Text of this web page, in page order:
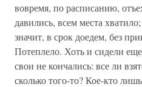
вовремя, по расписанию,
давились, всем места
значит, в срок доедем, без
Потеплело. Хоть и сидели
свои не кончались: все ли
сколько того-то? Кое-кто